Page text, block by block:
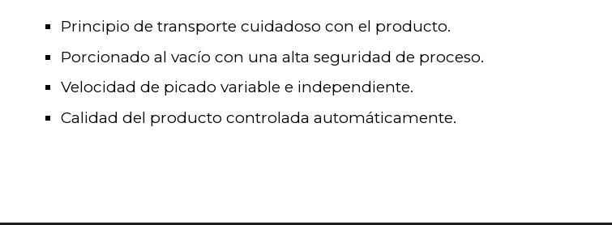
Principio de transporte cuidadoso con el producto.
Porcionado al vacío con una alta seguridad de proceso.
Velocidad de picado variable e independiente.
Calidad del producto controlada automáticamente.